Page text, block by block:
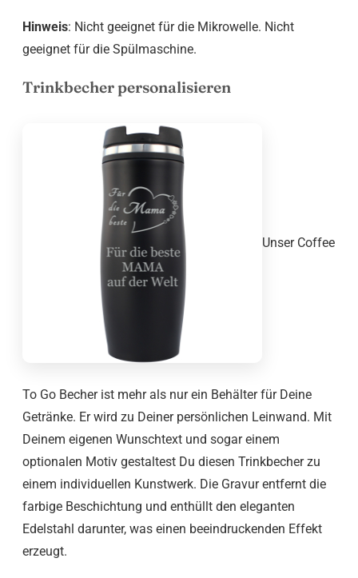
Hinweis: Nicht geeignet für die Mikrowelle. Nicht
geeignet für die Spülmaschine.
Trinkbecher personalisieren
Unser Coffee
To Go Becher ist mehr als nur ein Behälter für Deine
Getränke. Er wird zu Deiner persönlichen Leinwand. Mit
Deinem eigenen Wunschtext und sogar einem
optionalen Motiv gestaltest Du diesen Trinkbecher zu
einem individuellen Kunstwerk. Die Gravur entfernt die
farbige Beschichtung und enthüllt den eleganten
Edelstahl darunter, was einen beeindruckenden Effekt
erzeugt.